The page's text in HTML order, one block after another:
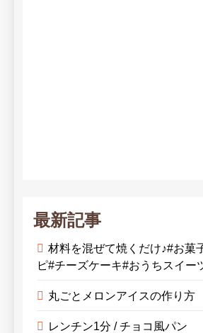
最新記事
材料を混ぜて焼くだけ♪#お菓
ピ#チーズケーキ#おうちスイー
丸ごとメロンアイスの作り方
レンチン1分 / チョコ風パン